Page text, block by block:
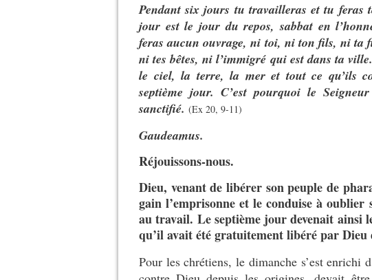
Pendant six jours tu travailleras et tu feras
jour est le jour du repos, sabbat en
feras aucun ouvrage, ni toi, ni ton fils, ni ta
ni tes bêtes, ni l’immigré qui est dans ta
le ciel, la terre, la mer et tout ce qu’ils
septième jour. C’est pourquoi le
sanctifié. (Ex 20, 9-11)
Gaudeamus.
Réjouissons-nous.
Dieu, venant de libérer son peuple de
gain l’emprisonne et le conduise à
au travail. Le septième jour devenait ainsi
qu’il avait été gratuitement libéré par Dieu
Pour les chrétiens, le dimanche s’est enrichi